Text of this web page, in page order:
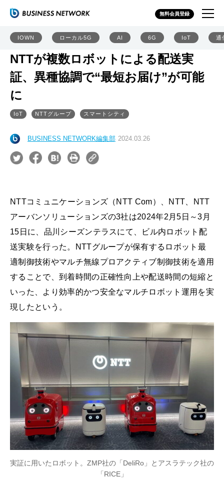
無料会員登録
IOWN ローカル5G AI 6G IoT 通
NTTが複数ロボットによる配送実
証、異種協調で“最短お届け”が可能
に
IoT NTTグループ スマートシティ
BUSINESS NETWORK編集部 2024.03.26
NTTコミュニケーションズ（NTT Com）、NTT、NTT
アーバンソリューションズの3社は2024年2月5日～3月
15日に、品川シーズンテラスにて、ビル内ロボット配
送実験を行った。NTTグループが保有するロボット最
適制御技術やマルチ無線プロアクティブ制御技術を適用
することで、到着時間の正確性向上や配送時間の短縮と
いった、より効率的かつ安全なマルチロボット運用を実
現したという。
実証に用いたロボット。ZMP社の「DeliRo」とアスラテック社の
「RICE」